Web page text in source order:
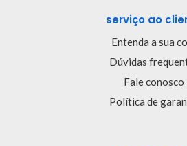
serviço ao
Entenda a sua
Dúvidas
Fale conosco
Política de